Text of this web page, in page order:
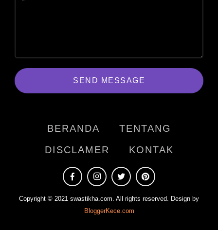
SEND MESSAGE
BERANDA
TENTANG
DISCLAMER
KONTAK
Copyright © 2021 swastikha.com. All rights reserved. Design by
BloggerKece.com